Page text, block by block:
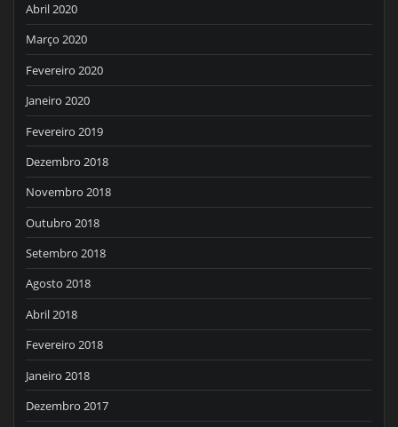
Abril 2020
Março 2020
Fevereiro 2020
Janeiro 2020
Fevereiro 2019
Dezembro 2018
Novembro 2018
Outubro 2018
Setembro 2018
Agosto 2018
Abril 2018
Fevereiro 2018
Janeiro 2018
Dezembro 2017